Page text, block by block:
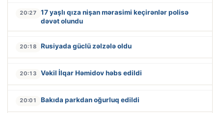
20:27
17 yaşlı qıza nişan mərasimi keçirənlər polisə
dəvət olundu
20:18 Rusiyada güclü zəlzələ oldu
20:13 Vəkil İlqar Həmidov həbs edildi
20:01 Bakıda parkdan oğurluq edildi